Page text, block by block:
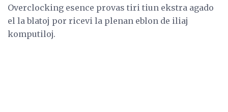
Overclocking esence provas tiri tiun ekstra agado
el la blatoj por ricevi la plenan eblon de iliaj
komputiloj.